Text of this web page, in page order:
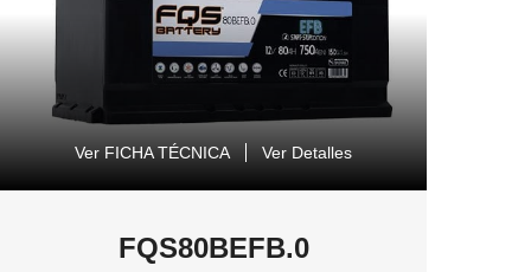
Ver FICHA TÉCNICA Ver Detalles
FQS80BEFB.0